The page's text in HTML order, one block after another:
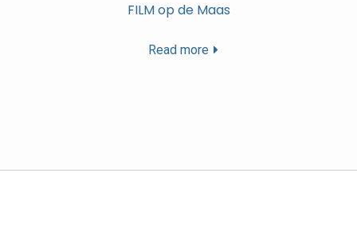
FILM op de Maas
Read more